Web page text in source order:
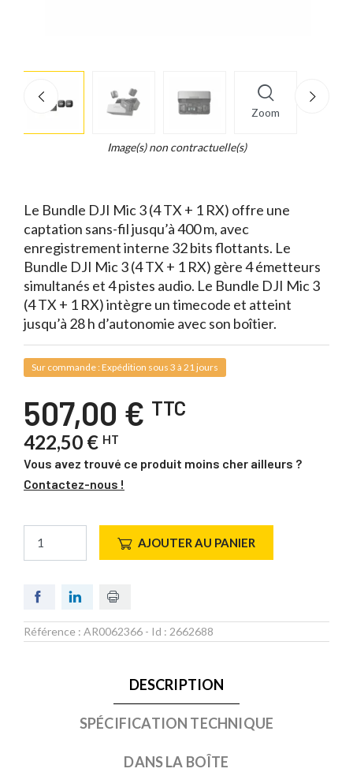
Zoom
info
Image(s) non contractuelle(s)
Le Bundle DJI Mic 3 (4 TX + 1 RX) offre une
captation sans-fil jusqu’à 400 m, avec
enregistrement interne 32 bits flottants. Le
Bundle DJI Mic 3 (4 TX + 1 RX) gère 4 émetteurs
simultanés et 4 pistes audio. Le Bundle DJI Mic 3
(4 TX + 1 RX) intègre un timecode et atteint
jusqu’à 28 h d’autonomie avec son boîtier.
Sur commande : Expédition sous 3 à 21 jours
507,00 € TTC
422,50 € HT
Vous avez trouvé ce produit moins cher ailleurs ?
Contactez-nous !
AJOUTER AU PANIER
Référence : AR0062366 - Id : 2662688
DESCRIPTION
SPÉCIFICATION TECHNIQUE
DANS LA BOÎTE